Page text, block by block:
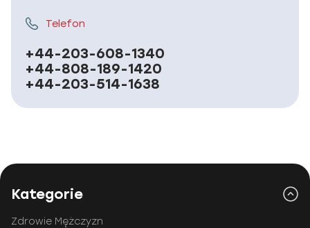
Telefon
+44-203-608-1340
+44-808-189-1420
+44-203-514-1638
Kategorie
Zdrowie Mężczyzn